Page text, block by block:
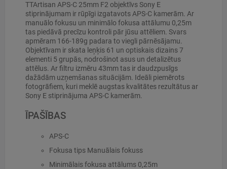
TTArtisan APS-C 25mm F2 objektīvs Sony E
stiprinājumam ir rūpīgi izgatavots APS-C kamerām. Ar
manuālo fokusu un minimālo fokusa attālumu 0,25m
tas piedāvā precīzu kontroli pār jūsu attēliem. Svars
apmēram 166-189g padara to viegli pārnēsājamu.
Objektīvam ir skata leņķis 61 un optiskais dizains 7
elementi 5 grupās, nodrošinot asus un detalizētus
attēlus. Ar filtru izmēru 43mm tas ir daudzpusīgs
dažādām uzņemšanas situācijām. Ideāli piemērots
fotogrāfiem, kuri meklē augstas kvalitātes rezultātus ar
Sony E stiprinājuma APS-C kamerām.
ĪPAŠĪBAS
APS-C
Fokusa tips Manuālais fokuss
Minimālais fokusa attālums 0,25m